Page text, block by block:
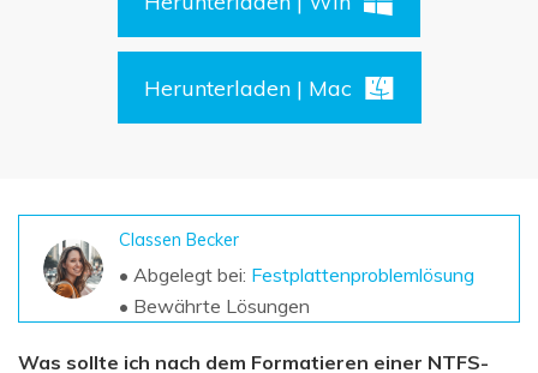
Unbegrenzte Daten vom Mac-System
Kostenlos Testen
Verlorene/gel?schte Daten kostenlos
Kostenlos Testen
Aktuelles Thema
Sign In
searchHerunterladen | Mac
Classen Becker
• Abgelegt bei: Festplattenproblemlösung
• Bewährte Lösungen
Was sollte ich nach dem Formatieren einer NTFS-